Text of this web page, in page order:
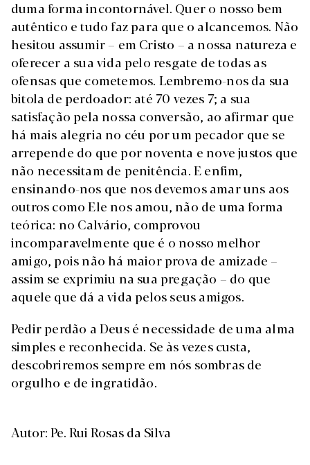
duma forma incontornável. Quer o nosso bem
autêntico e tudo faz para que o alcancemos. Não
hesitou assumir – em Cristo – a nossa natureza e
oferecer a sua vida pelo resgate de todas as
ofensas que cometemos. Lembremo-nos da sua
bitola de perdoador: até 70 vezes 7; a sua
satisfação pela nossa conversão, ao afirmar que
há mais alegria no céu por um pecador que se
arrepende do que por noventa e nove justos que
não necessitam de penitência. E enfim,
ensinando-nos que nos devemos amar uns aos
outros como Ele nos amou, não de uma forma
teórica: no Calvário, comprovou
incomparavelmente que é o nosso melhor
amigo, pois não há maior prova de amizade –
assim se exprimiu na sua pregação – do que
aquele que dá a vida pelos seus amigos.
Pedir perdão a Deus é necessidade de uma alma
simples e reconhecida. Se às vezes custa,
descobriremos sempre em nós sombras de
orgulho e de ingratidão.
Autor: Pe. Rui Rosas da Silva